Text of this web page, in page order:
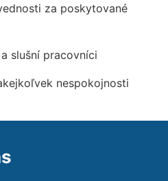
za poskytované
slušní pracovníci
nespokojnosti